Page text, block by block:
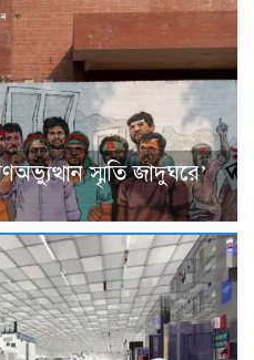
স্মৃতি জাদুঘরে’